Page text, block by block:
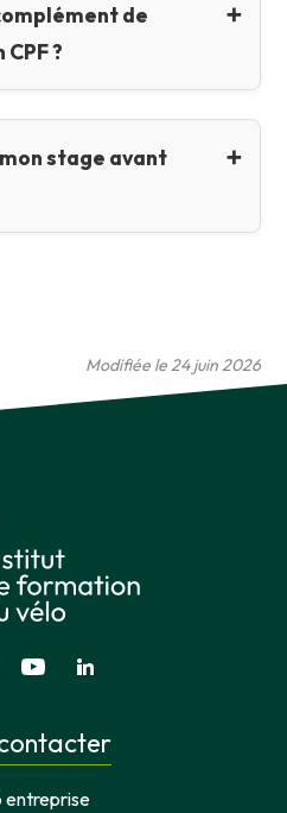
de
?
stage avant
Modifiée le 24 juin 2026
entreprise